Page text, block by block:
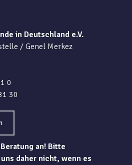
in Deutschland e.V.
/ Genel Merkez
0
30
an! Bitte
daher nicht, wenn es